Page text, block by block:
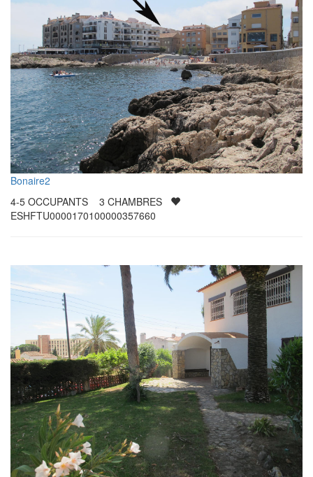
Bonaire2
4-5 OCCUPANTS 3 CHAMBRES
ESHFTU0000170100000357660